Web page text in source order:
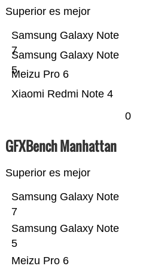
Superior es mejor
Xiaomi Redmi Note 4
Meizu Pro 6
Samsung Galaxy Note
5
Samsung Galaxy Note
7
0
GFXBench Manhattan
Superior es mejor
Meizu Pro 6
Samsung Galaxy Note
5
Samsung Galaxy Note
7